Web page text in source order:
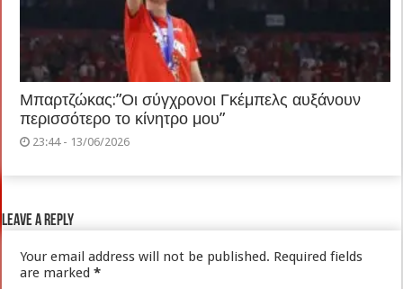
Μπαρτζώκας:”Οι σύγχρονοι Γκέμπελς αυξάνουν
περισσότερο το κίνητρο μου”
23:44 - 13/06/2026
Leave a Reply
Your email address will not be published. Required fields
are marked*